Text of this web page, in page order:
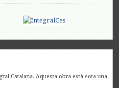
Catalana. Aquesta obra està sota una